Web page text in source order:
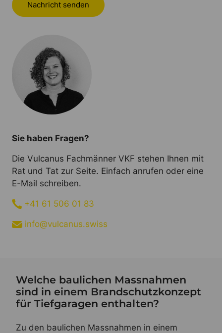
Nachricht senden
Sie haben Fragen?
Die Vulcanus Fachmänner VKF stehen Ihnen mit
Rat und Tat zur Seite. Einfach anrufen oder eine
E-Mail schreiben.
+41 61 506 01 83
info@vulcanus.swiss
Welche baulichen Massnahmen
sind in einem Brandschutzkonzept
für Tiefgaragen enthalten?
Zu den baulichen Massnahmen in einem